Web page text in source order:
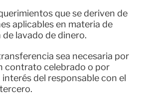
que se deriven de
aplicables en materia de
lavado de dinero.
sea necesaria por
contrato celebrado o por
del responsable con el